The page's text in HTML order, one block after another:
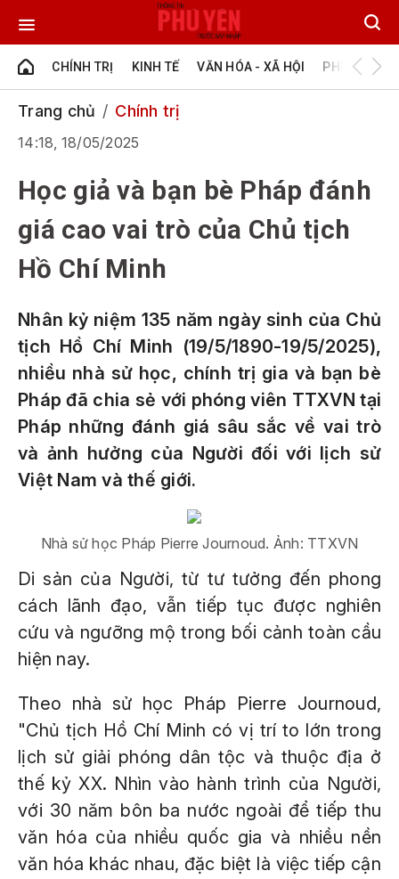
CHÍNH TRỊ KINH TẾ VĂN HÓA - XÃ HỘI PHÚ YÊN -
Trang chủ Chính trị
14:18, 18/05/2025
Học giả và bạn bè Pháp đánh
giá cao vai trò của Chủ tịch
Hồ Chí Minh
Nhân kỷ niệm 135 năm ngày sinh của Chủ
tịch Hồ Chí Minh (19/5/1890-19/5/2025),
nhiều nhà sử học, chính trị gia và bạn bè
Pháp đã chia sẻ với phóng viên TTXVN tại
Pháp những đánh giá sâu sắc về vai trò
và ảnh hưởng của Người đối với lịch sử
Việt Nam và thế giới.
Nhà sử học Pháp Pierre Journoud. Ảnh: TTXVN
Di sản của Người, từ tư tưởng đến phong
cách lãnh đạo, vẫn tiếp tục được nghiên
cứu và ngưỡng mộ trong bối cảnh toàn cầu
hiện nay.
Theo nhà sử học Pháp Pierre Journoud,
"Chủ tịch Hồ Chí Minh có vị trí to lớn trong
lịch sử giải phóng dân tộc và thuộc địa ở
thế kỷ XX. Nhìn vào hành trình của Người,
với 30 năm bôn ba nước ngoài để tiếp thu
văn hóa của nhiều quốc gia và nhiều nền
văn hóa khác nhau, đặc biệt là việc tiếp cận